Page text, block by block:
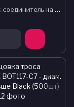
Колпачок-соединитель на рубашку JAGWIRE CHA062 двухстор. 4 мм Silver (10шт)